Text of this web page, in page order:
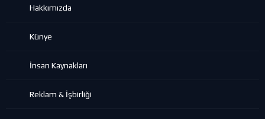
Hakkımızda
Künye
İnsan Kaynakları
Reklam & İşbirliği